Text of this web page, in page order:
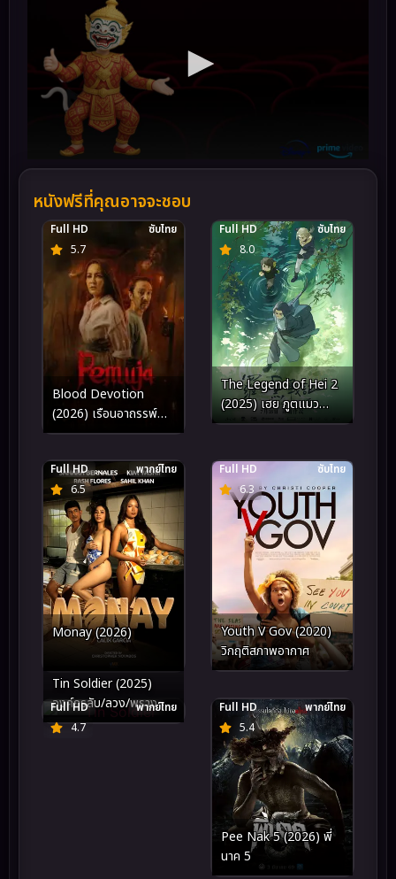
หนังฟรีที่คุณอาจจะชอบ
5.7
Full HD ซับไทย
Blood Devotion
(2026) เรือนอาถรรพ์
บูชาเลือด
8.0
Full HD ซับไทย
The Legend of Hei 2
(2025) เฮย ภูตแมว
มหัศจรรย์ 2
6.5
Full HD พากย์ไทย
Monay (2026)
6.3
Full HD ซับไทย
Youth V Gov (2020)
วิกฤติสภาพอากาศ
4.7
Full HD พากย์ไทย
Tin Soldier (2025)
องค์กรลับ/ลวง/พราง
5.4
Full HD พากย์ไทย
Pee Nak 5 (2026) พี่
นาค 5